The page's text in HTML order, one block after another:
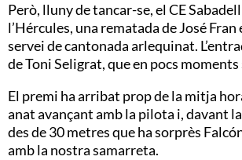
Però, lluny de tancar-se, el CE
l’Hércules, una rematada de José
servei de cantonada arlequinat.
de Toni Seligrat, que en pocs
El premi ha arribat prop de la mitja
anat avançant amb la pilota i, davant
des de 30 metres que ha sorprès
amb la nostra samarreta.